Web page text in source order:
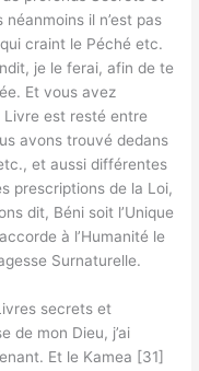
il n’est pas
craint le Péché etc.
je le ferai, afin de te
Et vous avez
Livre est resté entre
avons trouvé dedans
et aussi différentes
prescriptions de la Loi,
dit, Béni soit l’Unique
à l’Humanité le
Surnaturelle.
secrets et
de mon Dieu, j’ai
Et le Kamea [31]